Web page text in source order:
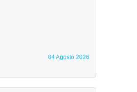
04 Agosto 2026